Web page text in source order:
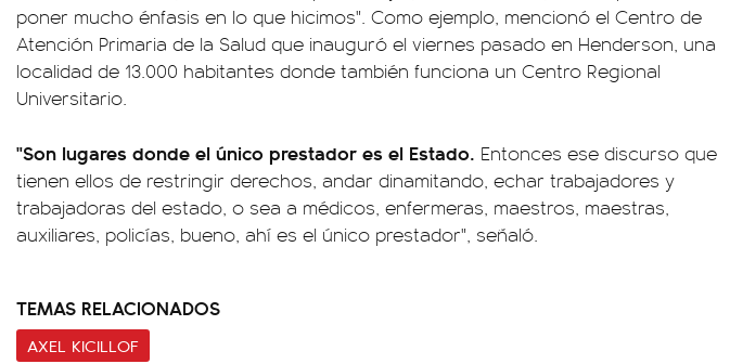
poner mucho énfasis en lo que hicimos". Como ejemplo, mencionó el Centro de
Atención Primaria de la Salud que inauguró el viernes pasado en Henderson, una
localidad de 13.000 habitantes donde también funciona un Centro Regional
Universitario.
"Son lugares donde el único prestador es el Estado. Entonces ese discurso que
tienen ellos de restringir derechos, andar dinamitando, echar trabajadores y
trabajadoras del estado, o sea a médicos, enfermeras, maestros, maestras,
auxiliares, policías, bueno, ahí es el único prestador", señaló.
TEMAS RELACIONADOS
AXEL KICILLOF